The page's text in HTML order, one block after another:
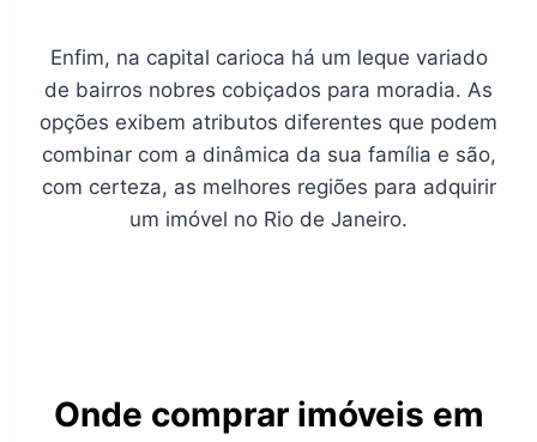
Enfim, na capital carioca há um leque variado
de bairros nobres cobiçados para moradia. As
opções exibem atributos diferentes que podem
combinar com a dinâmica da sua família e são,
com certeza, as melhores regiões para adquirir
um imóvel no Rio de Janeiro.
Onde comprar imóveis em